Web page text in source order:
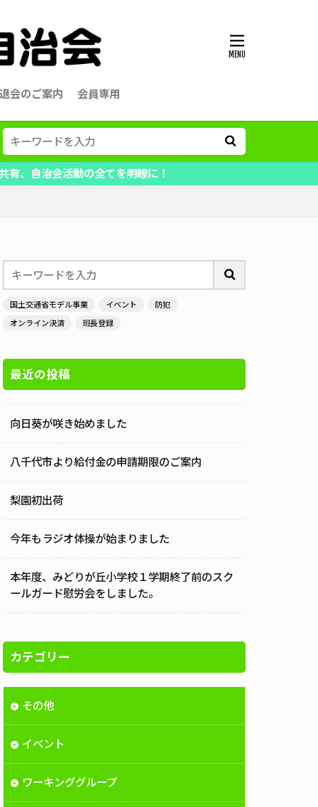
会のご案内 会員専用
の全てを明瞭に！
国土交通省モデル事業 イベント
防犯
オンライン決済
班長登録
最近の投稿
向日葵が咲き始めました
八千代市より給付金の申請期限のご案内
梨園初出荷
今年もラジオ体操が始まりました
本年度、みどりが丘小学校１学期終了前のスク
ールガード慰労会をしました。
カテゴリー
その他
イベント
ワーキンググループ